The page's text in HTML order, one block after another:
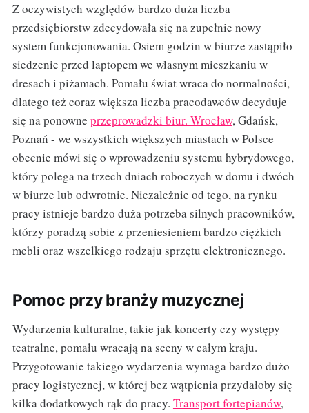
Z oczywistych względów bardzo duża liczba
przedsiębiorstw zdecydowała się na zupełnie nowy
system funkcjonowania. Osiem godzin w biurze zastąpiło
siedzenie przed laptopem we własnym mieszkaniu w
dresach i piżamach. Pomału świat wraca do normalności,
dlatego też coraz większa liczba pracodawców decyduje
się na ponowne przeprowadzki biur. Wrocław, Gdańsk,
Poznań - we wszystkich większych miastach w Polsce
obecnie mówi się o wprowadzeniu systemu hybrydowego,
który polega na trzech dniach roboczych w domu i dwóch
w biurze lub odwrotnie. Niezależnie od tego, na rynku
pracy istnieje bardzo duża potrzeba silnych pracowników,
którzy poradzą sobie z przeniesieniem bardzo ciężkich
mebli oraz wszelkiego rodzaju sprzętu elektronicznego.
Pomoc przy branży muzycznej
Wydarzenia kulturalne, takie jak koncerty czy występy
teatralne, pomału wracają na sceny w całym kraju.
Przygotowanie takiego wydarzenia wymaga bardzo dużo
pracy logistycznej, w której bez wątpienia przydałoby się
kilka dodatkowych rąk do pracy. Transport fortepianów,